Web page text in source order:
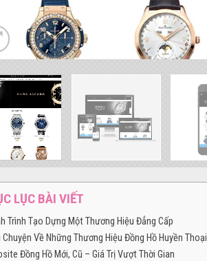
LỤC BÀI VIẾT
Trình Tạo Dựng Một Thương Hiệu Đẳng Cấp
Chuyện Về Những Thương Hiệu Đồng Hồ Huyền Thoại
Đồng Hồ Mới, Cũ – Giá Trị Vượt Thời Gian